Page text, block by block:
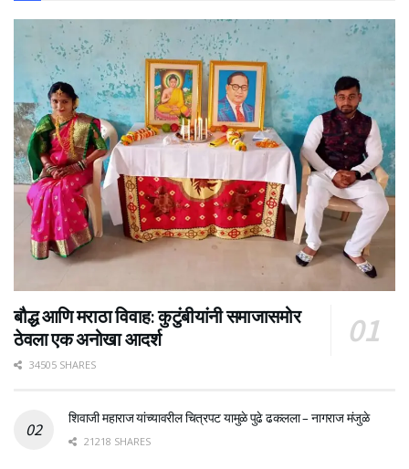
बौद्ध आणि मराठा विवाह: कुटुंबीयांनी समाजासमोर
ठेवला एक अनोखा आदर्श
34505 SHARES
शिवाजी महाराज यांच्यावरील चित्रपट यामुळे पुढे ढकलला – नागराज मंजुळे
21218 SHARES